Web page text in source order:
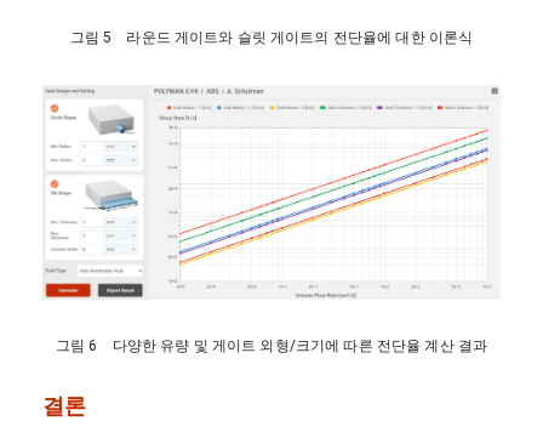
그림 5 라운드 게이트와 슬릿 게이트의 전단율에 대한 이론식
그림 6 다양한 유량 및 게이트 외형/크기에 따른 전단율 계산 결과
결론